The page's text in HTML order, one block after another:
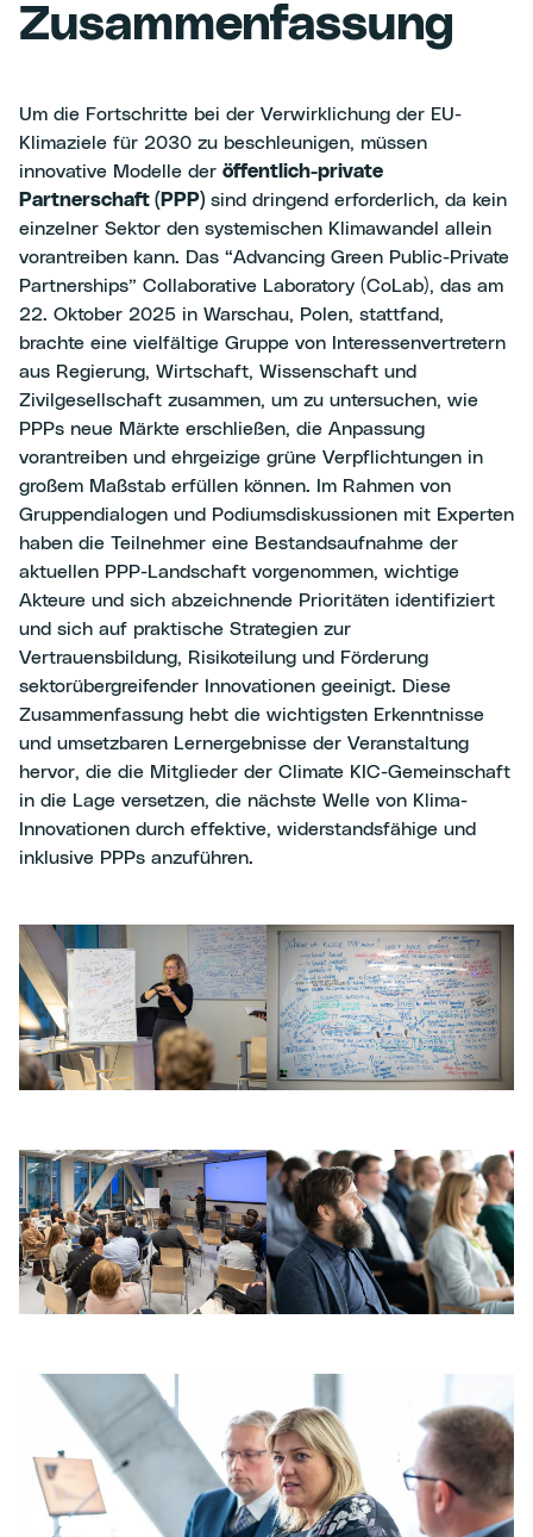
Zusammenfassung
Um die Fortschritte bei der Verwirklichung der EU-
Klimaziele für 2030 zu beschleunigen, müssen
innovative Modelle der öffentlich-private
Partnerschaft (PPP) sind dringend erforderlich, da kein
einzelner Sektor den systemischen Klimawandel allein
vorantreiben kann. Das “Advancing Green Public-Private
Partnerships” Collaborative Laboratory (CoLab), das am
22. Oktober 2025 in Warschau, Polen, stattfand,
brachte eine vielfältige Gruppe von Interessenvertretern
aus Regierung, Wirtschaft, Wissenschaft und
Zivilgesellschaft zusammen, um zu untersuchen, wie
PPPs neue Märkte erschließen, die Anpassung
vorantreiben und ehrgeizige grüne Verpflichtungen in
großem Maßstab erfüllen können. Im Rahmen von
Gruppendialogen und Podiumsdiskussionen mit Experten
haben die Teilnehmer eine Bestandsaufnahme der
aktuellen PPP-Landschaft vorgenommen, wichtige
Akteure und sich abzeichnende Prioritäten identifiziert
und sich auf praktische Strategien zur
Vertrauensbildung, Risikoteilung und Förderung
sektorübergreifender Innovationen geeinigt. Diese
Zusammenfassung hebt die wichtigsten Erkenntnisse
und umsetzbaren Lernergebnisse der Veranstaltung
hervor, die die Mitglieder der Climate KIC-Gemeinschaft
in die Lage versetzen, die nächste Welle von Klima-
Innovationen durch effektive, widerstandsfähige und
inklusive PPPs anzuführen.